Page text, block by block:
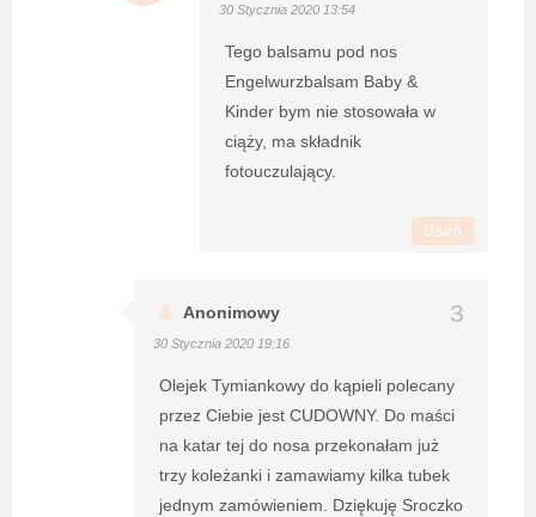
30 Stycznia 2020 13:54
Tego balsamu pod nos
Engelwurzbalsam Baby &
Kinder bym nie stosowała w
ciąży, ma składnik
fotouczulający.
Usuń
Anonimowy
30 Stycznia 2020 19:16
Olejek Tymiankowy do kąpieli polecany
przez Ciebie jest CUDOWNY. Do maści
na katar tej do nosa przekonałam już
trzy koleżanki i zamawiamy kilka tubek
jednym zamówieniem. Dziękuję Sroczko